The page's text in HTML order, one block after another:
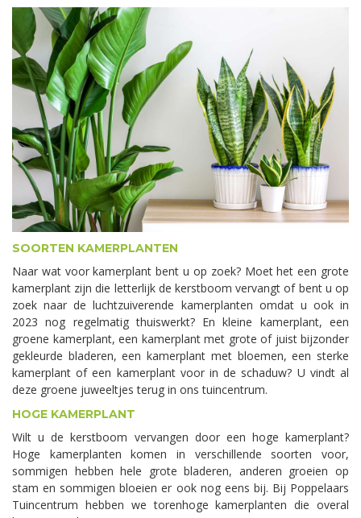
SOORTEN KAMERPLANTEN
Naar wat voor kamerplant bent u op zoek? Moet het een grote
kamerplant zijn die letterlijk de kerstboom vervangt of bent u op
zoek naar de luchtzuiverende kamerplanten omdat u ook in
2023 nog regelmatig thuiswerkt? En kleine kamerplant, een
groene kamerplant, een kamerplant met grote of juist bijzonder
gekleurde bladeren, een kamerplant met bloemen, een sterke
kamerplant of een kamerplant voor in de schaduw? U vindt al
deze groene juweeltjes terug in ons tuincentrum.
HOGE KAMERPLANT
Wilt u de kerstboom vervangen door een hoge kamerplant?
Hoge kamerplanten komen in verschillende soorten voor,
sommigen hebben hele grote bladeren, anderen groeien op
stam en sommigen bloeien er ook nog eens bij. Bij Poppelaars
Tuincentrum hebben we torenhoge kamerplanten die overal